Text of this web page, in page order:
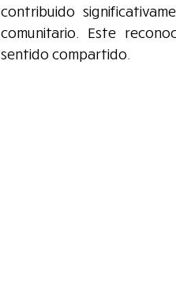
contribuido
comunitario. Este
sentido compartido.